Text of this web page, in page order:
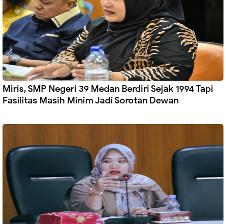
Miris, SMP Negeri 39 Medan Berdiri Sejak 1994 Tapi
Fasilitas Masih Minim Jadi Sorotan Dewan